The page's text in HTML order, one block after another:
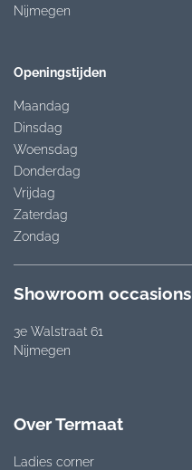
Nijmegen
Openingstijden
Maandag
Dinsdag
Woensdag
Donderdag
Vrijdag
Zaterdag
Zondag
Showroom occasions
3e Walstraat 61
Nijmegen
Over Termaat
Ladies corner